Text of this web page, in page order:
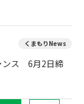
くまもりNews
ンス 6月2日締